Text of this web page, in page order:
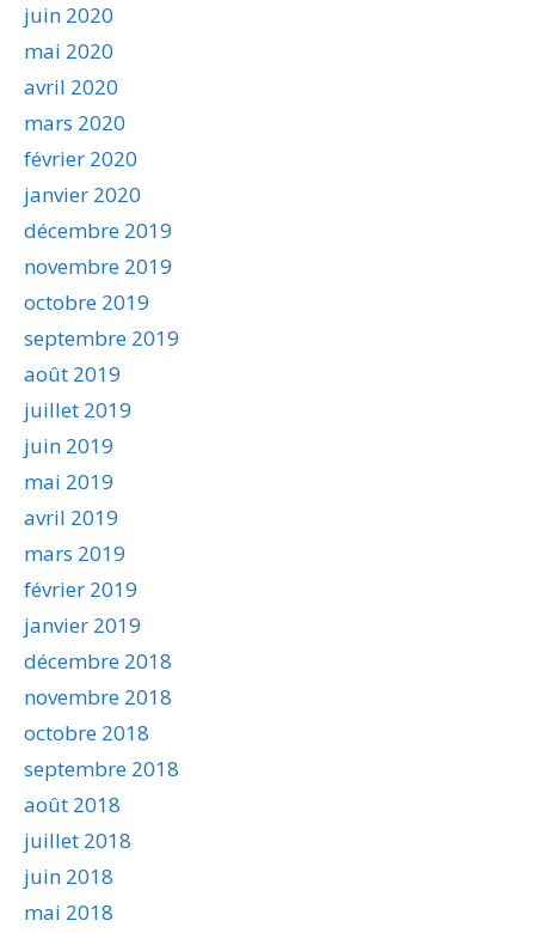
juin 2020
mai 2020
avril 2020
mars 2020
février 2020
janvier 2020
décembre 2019
novembre 2019
octobre 2019
septembre 2019
août 2019
juillet 2019
juin 2019
mai 2019
avril 2019
mars 2019
février 2019
janvier 2019
décembre 2018
novembre 2018
octobre 2018
septembre 2018
août 2018
juillet 2018
juin 2018
mai 2018